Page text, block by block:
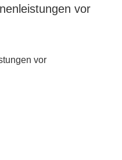
vor
vor